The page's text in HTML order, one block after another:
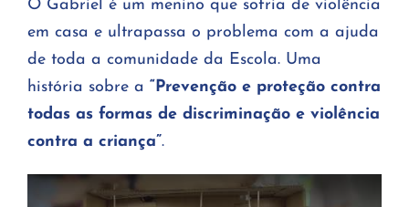
O Gabriel é um menino que sofria de violência
em casa e ultrapassa o problema com a ajuda
de toda a comunidade da Escola. Uma
história sobre a “Prevenção e proteção contra
todas as formas de discriminação e violência
contra a criança”.